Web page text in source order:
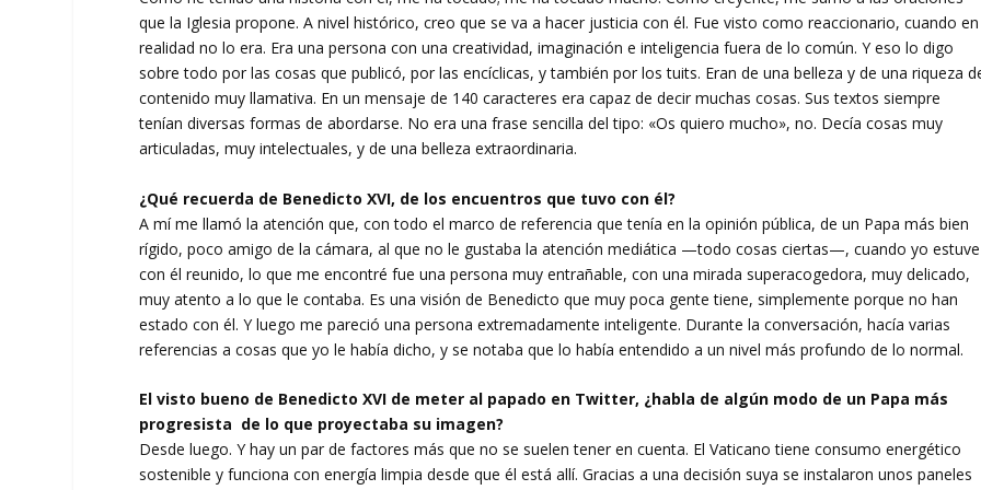
que la Iglesia propone. A nivel histórico, creo que se va a hacer justicia con él. Fue visto como reaccionario, cuando en
realidad no lo era. Era una persona con una creatividad, imaginación e inteligencia fuera de lo común. Y eso lo digo
sobre todo por las cosas que publicó, por las encíclicas, y también por los tuits. Eran de una belleza y de una riqueza
contenido muy llamativa. En un mensaje de 140 caracteres era capaz de decir muchas cosas. Sus textos siempre
tenían diversas formas de abordarse. No era una frase sencilla del tipo: «Os quiero mucho», no. Decía cosas muy
articuladas, muy intelectuales, y de una belleza extraordinaria.
¿Qué recuerda de Benedicto XVI, de los encuentros que tuvo con él?
A mí me llamó la atención que, con todo el marco de referencia que tenía en la opinión pública, de un Papa más bien
rígido, poco amigo de la cámara, al que no le gustaba la atención mediática —todo cosas ciertas—, cuando yo estuve
con él reunido, lo que me encontré fue una persona muy entrañable, con una mirada superacogedora, muy delicado,
muy atento a lo que le contaba. Es una visión de Benedicto que muy poca gente tiene, simplemente porque no han
estado con él. Y luego me pareció una persona extremadamente inteligente. Durante la conversación, hacía varias
referencias a cosas que yo le había dicho, y se notaba que lo había entendido a un nivel más profundo de lo normal.
El visto bueno de Benedicto XVI de meter al papado en Twitter, ¿habla de algún modo de un Papa más
progresista de lo que proyectaba su imagen?
Desde luego. Y hay un par de factores más que no se suelen tener en cuenta. El Vaticano tiene consumo energético
sostenible y funciona con energía limpia desde que él está allí. Gracias a una decisión suya se instalaron unos paneles